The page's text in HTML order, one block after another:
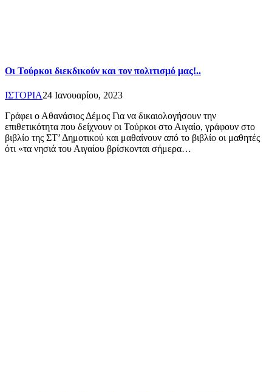
Οι Τούρκοι διεκδικούν και τον πολιτισμό μας!..
ΙΣΤΟΡΙΑ24 Ιανουαρίου, 2023
Γράφει ο Αθανάσιος Δέμος Για να δικαιολογήσουν την
επιθετικότητα που δείχνουν οι Τούρκοι στο Αιγαίο, γράφουν στο
βιβλίο της ΣΤ’ Δημοτικού και μαθαίνουν από το βιβλίο οι μαθητές
ότι «τα νησιά του Αιγαίου βρίσκονται σήμερα…